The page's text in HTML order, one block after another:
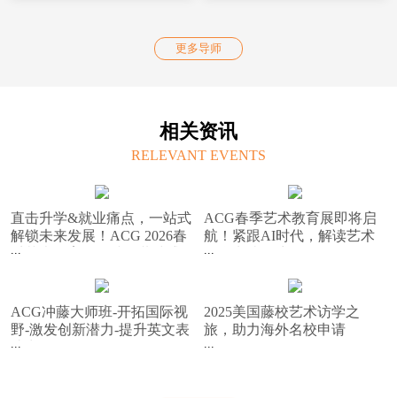
更多导师
相关资讯
RELEVANT EVENTS
直击升学&就业痛点，一站式
解锁未来发展！ACG 2026春
季艺术教育展，诚邀共赴盛
ACG春季艺术教育展即将启
航！紧跟AI时代，解读艺术
留学申请困惑！
ACG冲藤大师班-开拓国际视
野-激发创新潜力-提升英文表
达力
2025美国藤校艺术访学之
旅，助力海外名校申请